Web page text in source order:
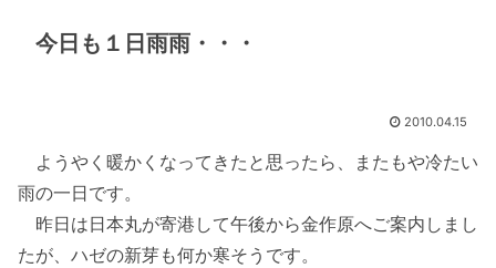
今日も１日雨雨・・・
2010.04.15
ようやく暖かくなってきたと思ったら、またもや冷たい
雨の一日です。
昨日は日本丸が寄港して午後から金作原へご案内しまし
たが、ハゼの新芽も何か寒そうです。